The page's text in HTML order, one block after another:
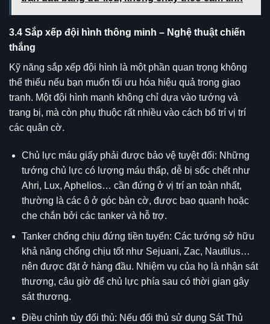
3.4 Sắp xếp đội hình thông minh – Nghệ thuật chiến
thắng
Kỹ năng sắp xếp đội hình là một phần quan trọng không
thể thiếu nếu bạn muốn tối ưu hóa hiệu quả trong giao
tranh. Một đội hình mạnh không chỉ dựa vào tướng và
trang bị, mà còn phụ thuộc rất nhiều vào cách bố trí vị trí
các quân cờ.
Chủ lực máu giấy phải được bảo vệ tuyệt đối: Những
tướng chủ lực có lượng máu thấp, dễ bị sốc chết như
Ahri, Lux, Aphelios… cần đứng ở vị trí an toàn nhất,
thường là các ô ở góc bàn cờ, được bao quanh hoặc
che chắn bởi các tanker và hỗ trợ.
Tanker chống chịu đứng tiền tuyến: Các tướng sở hữu
khả năng chống chịu tốt như Sejuani, Zac, Nautilus…
nên được đặt ở hàng đầu. Nhiệm vụ của họ là nhận sát
thương, câu giờ để chủ lực phía sau có thời gian gây
sát thương.
Điều chỉnh tùy đối thủ: Nếu đối thủ sử dụng Sát Thủ